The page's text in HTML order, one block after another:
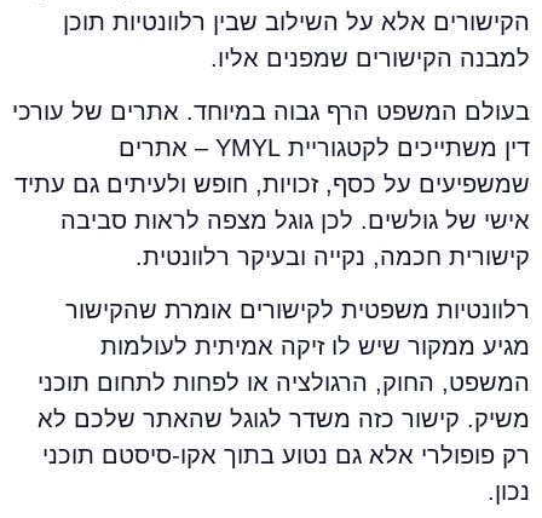
הקישורים אלא על השילוב שבין רלוונטיות תוכן
למבנה הקישורים שמפנים אליו.
בעולם המשפט הרף גבוה במיוחד. אתרים של עורכי
דין משתייכים לקטגוריית YMYL – אתרים
שמשפיעים על כסף, זכויות, חופש ולעיתים גם עתיד
אישי של גולשים. לכן גוגל מצפה לראות סביבה
קישורית חכמה, נקייה ובעיקר רלוונטית.
רלוונטיות משפטית לקישורים אומרת שהקישור
מגיע ממקור שיש לו זיקה אמיתית לעולמות
המשפט, החוק, הרגולציה או לפחות לתחום תוכני
משיק. קישור כזה משדר לגוגל שהאתר שלכם לא
רק פופולרי אלא גם נטוע בתוך אקו-סיסטם תוכני
נכון.